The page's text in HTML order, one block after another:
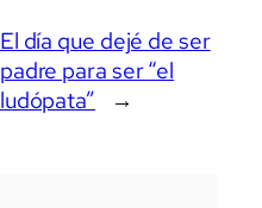
El día que dejé de ser
padre para ser “el
ludópata”
→